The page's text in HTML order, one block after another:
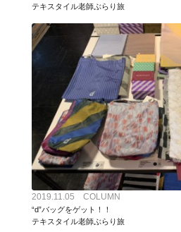
テキスタイル老師ぶらり旅
2019.11.05 COLUMN
“d”バッグをゲット！！
テキスタイル老師ぶらり旅